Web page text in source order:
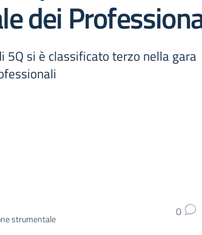
dei
5Q si è classificato terzo nella gara
strumentale 0